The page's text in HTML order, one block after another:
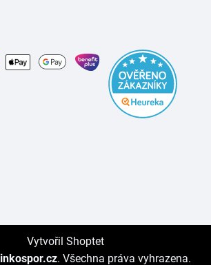
Vytvořil Shoptet
inkospor.cz. Všechna práva vyhrazena.